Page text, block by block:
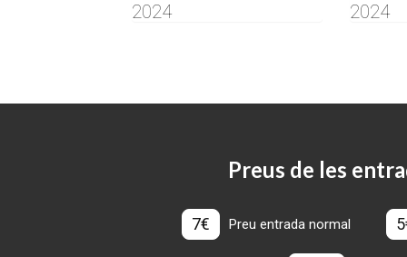
2024 2024
Preus de les
7€ Preu entrada normal